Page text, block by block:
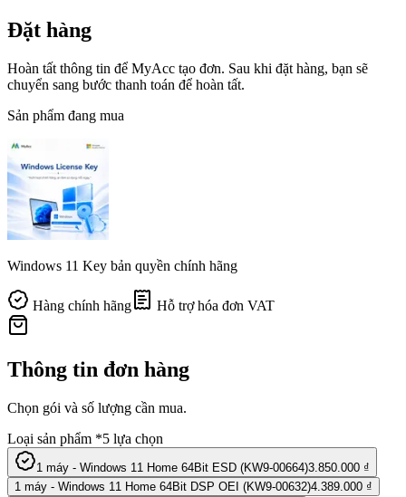
Đặt hàng
Hoàn tất thông tin để MyAcc tạo đơn. Sau khi đặt hàng, bạn sẽ
chuyển sang bước thanh toán để hoàn tất.
Sản phẩm đang mua
Windows 11 Key bản quyền chính hãng
Hàng chính hãng Hỗ trợ hóa đơn VAT
Thông tin đơn hàng
Chọn gói và số lượng cần mua.
Loại sản phẩm *5 lựa chọn
1 máy - Windows 11 Home 64Bit ESD (KW9-00664)3.850.000 ₫
1 máy - Windows 11 Home 64Bit DSP OEI (KW9-00632)4.389.000 ₫